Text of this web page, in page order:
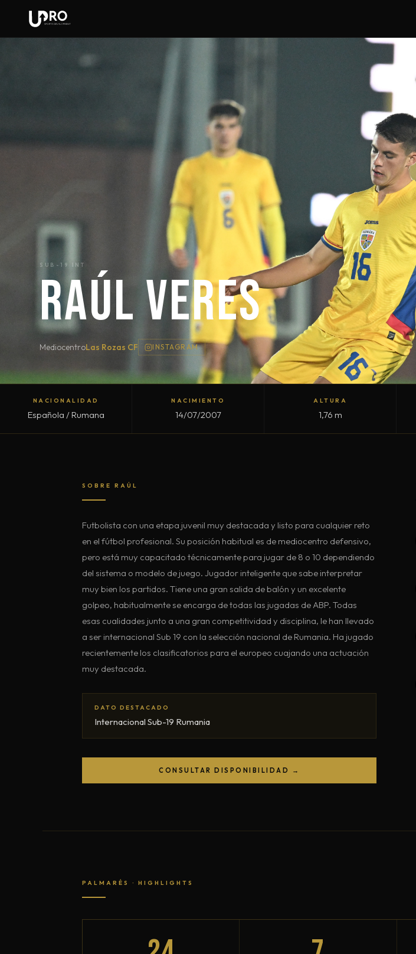
SUB-19 INT
RAÚL VERES
MediocentroLas Rozas CF INSTAGRAM
NACIONALIDAD
Española / Rumana
NACIMIENTO
14/07/2007
ALTURA
1,76 m
SOBRE RAÚL
Futbolista con una etapa juvenil muy destacada y listo para cualquier reto
en el fútbol profesional. Su posición habitual es de mediocentro defensivo,
pero está muy capacitado técnicamente para jugar de 8 o 10 dependiendo
del sistema o modelo de juego. Jugador inteligente que sabe interpretar
muy bien los partidos. Tiene una gran salida de balón y un excelente
golpeo, habitualmente se encarga de todas las jugadas de ABP. Todas
esas cualidades junto a una gran competitividad y disciplina, le han llevado
a ser internacional Sub 19 con la selección nacional de Rumania. Ha jugado
recientemente los clasificatorios para el europeo cuajando una actuación
muy destacada.
DATO DESTACADO
Internacional Sub-19 Rumania
CONSULTAR DISPONIBILIDAD →
PALMARÉS · HIGHLIGHTS